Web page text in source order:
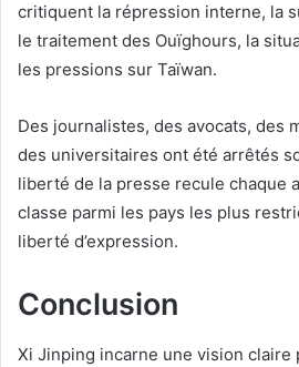
critiquent la répression interne, la
le traitement des Ouïghours, la
les pressions sur Taïwan.
Des journalistes, des avocats, des
des universitaires ont été arrêtés
liberté de la presse recule chaque
classe parmi les pays les plus
liberté d’expression.
Conclusion
Xi Jinping incarne une vision claire